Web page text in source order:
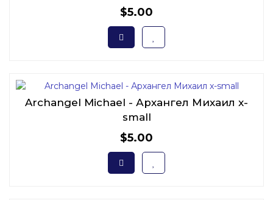
$5.00
Archangel Michael - Архангел Михаил x-
small
$5.00